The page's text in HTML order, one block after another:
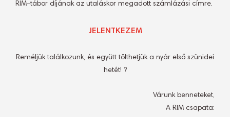
RIM-tábor díjának az utaláskor megadott számlázási címre.
JELENTKEZEM
Reméljük találkozunk, és együtt tölthetjük a nyár első szünidei
hetét! ?
Várunk benneteket,
A RIM csapata: